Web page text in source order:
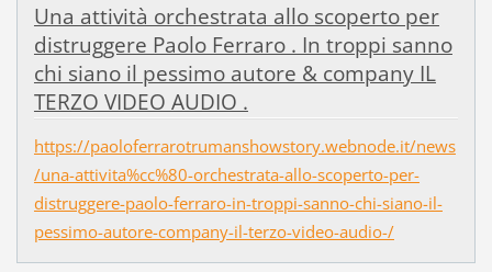
Una attività orchestrata allo scoperto per
distruggere Paolo Ferraro . In troppi sanno
chi siano il pessimo autore & company IL
TERZO VIDEO AUDIO .
https://paoloferrarotrumanshowstory.webnode.it/news
/una-attivita%cc%80-orchestrata-allo-scoperto-per-
distruggere-paolo-ferraro-in-troppi-sanno-chi-siano-il-
pessimo-autore-company-il-terzo-video-audio-/